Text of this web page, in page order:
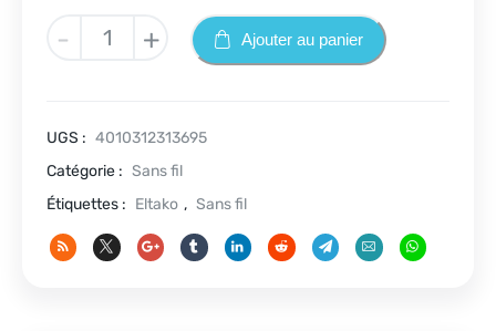
-
quantité + Ajouter au panier
UGS : 4010312313695
Catégorie : Sans fil
Étiquettes : Eltako , Sans fil